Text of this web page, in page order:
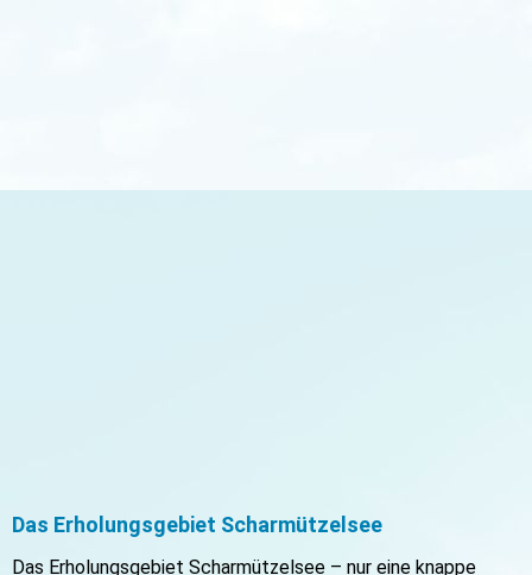
Das Erholungsgebiet Scharmützelsee
Das Erholungsgebiet Scharmützelsee – nur eine knappe